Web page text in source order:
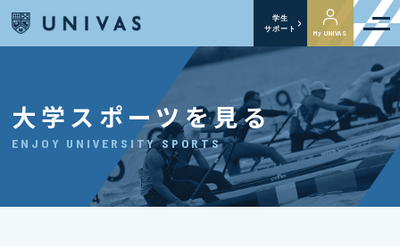
学生
サポート
My UNIVAS
大学スポーツを見る
ENJOY UNIVERSITY SPORTS